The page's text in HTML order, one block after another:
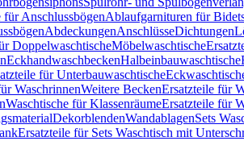
für AnschlussbögenAblaufgarnituren für
AbdeckungenAnschlüsseDichtungen
DoppelwaschtischeMöbelwaschtische
EckhandwaschbeckenHalbeinbauwaschtische
für Unterbauwaschtische
WaschrinnenWeitere BeckenErsatzteile für
Waschtische für KlassenräumeErsatzteile für
DekorblendenWandablagenSets
Ersatzteile für Sets Waschtisch mit